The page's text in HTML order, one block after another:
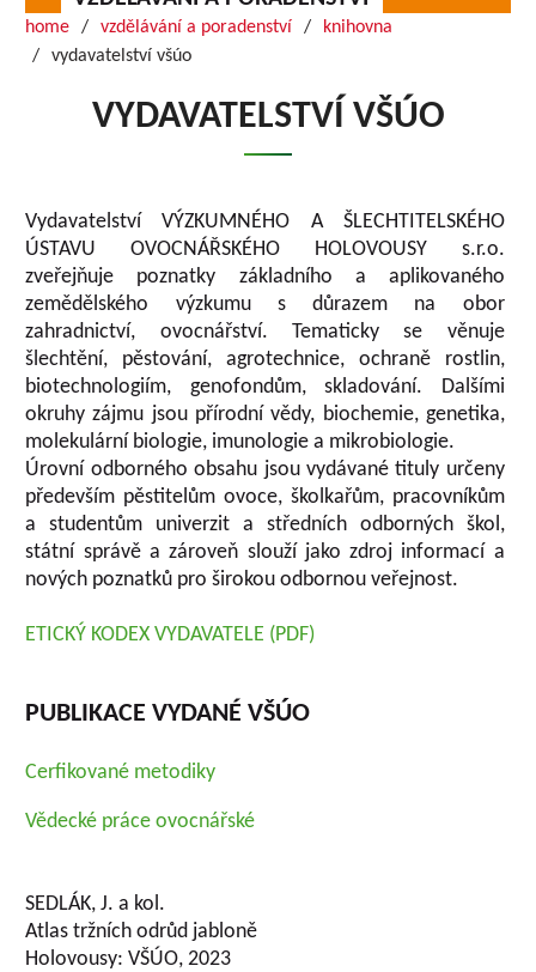
home vzdělávání a poradenství
knihovna
vydavatelství všúo
VYDAVATELSTVÍ VŠÚO
Vydavatelství VÝZKUMNÉHO A ŠLECHTITELSKÉHO
ÚSTAVU OVOCNÁŘSKÉHO HOLOVOUSY s.r.o.
zveřejňuje poznatky základního a aplikovaného
zemědělského výzkumu s důrazem na obor
zahradnictví, ovocnářství. Tematicky se věnuje
šlechtění, pěstování, agrotechnice, ochraně rostlin,
biotechnologiím, genofondům, skladování. Dalšími
okruhy zájmu jsou přírodní vědy, biochemie, genetika,
molekulární biologie, imunologie a mikrobiologie.
Úrovní odborného obsahu jsou vydávané tituly určeny
především pěstitelům ovoce, školkařům, pracovníkům
a studentům univerzit a středních odborných škol,
státní správě a zároveň slouží jako zdroj informací a
nových poznatků pro širokou odbornou veřejnost.
ETICKÝ KODEX VYDAVATELE (PDF)
PUBLIKACE VYDANÉ VŠÚO
Cerfikované metodiky
Vědecké práce ovocnářské
SEDLÁK, J. a kol.
Atlas tržních odrůd jabloně
Holovousy: VŠÚO, 2023